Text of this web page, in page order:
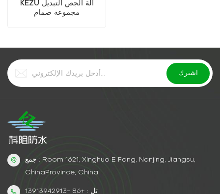
KEZU آلة الجص التبديل
مجموعة صمام
جمع : Room 1621, Xinghuo E Fang, Nanjing, Jiangsu,
ChinaProvince, China
تل : +86 -13913942913